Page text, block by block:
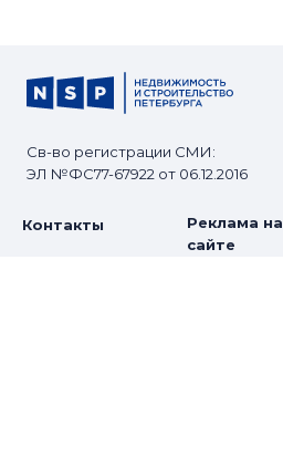
Св-во регистрации СМИ:
ЭЛ №ФС77-67922 от 06.12.2016
Контакты
Реклама на
сайте